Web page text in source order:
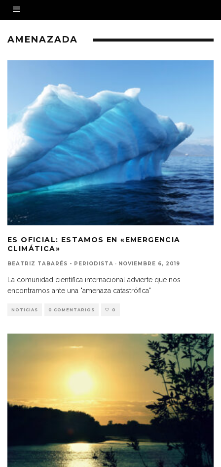
AMENAZADA
ES OFICIAL: ESTAMOS EN «EMERGENCIA
CLIMÁTICA»
BEATRIZ TABARÉS - PERIODISTA · NOVIEMBRE 6, 2019
La comunidad científica internacional advierte que nos
encontramos ante una "amenaza catastrófica"
NOTICIAS 0 COMENTARIOS 0